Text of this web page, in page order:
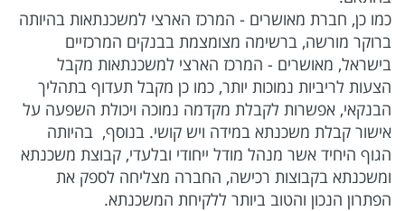
כמו כן, חברת מאושרים - המרכז הארצי למשכנתאות בהיותה
ברוקר מורשה, ברשימה מצומצמת בבנקים המרכזיים
בישראל, מאושרים - המרכז הארצי למשכנתאות מקבל
הצעות לריביות נמוכות יותר, כמו כן מקבל תעדוף בתהליך
הבנקאי, אפשרות לקבלת מקדמה נמוכה ויכולת השפעה על
אישור קבלת משכנתא במידה ויש קושי. בנוסף, בהיותה
הגוף היחיד אשר מנהל מודל ייחודי ובלעדי, קבוצת משכנתא
ומשכנתא בקבוצות רכישה, החברה מצליחה לספק את
הפתרון הנכון והטוב ביותר ללקיחת המשכנתא.